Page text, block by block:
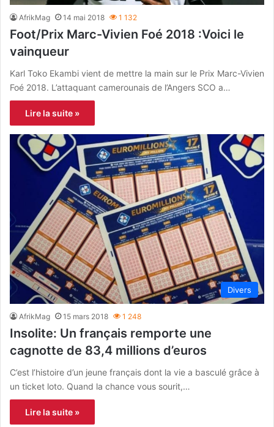
AfrikMag 14 mai 2018 1 132
Foot/Prix Marc-Vivien Foé 2018 :Voici le
vainqueur
Karl Toko Ekambi vient de mettre la main sur le Prix Marc-Vivien
Foé 2018. L’attaquant camerounais de l’Angers SCO a…
Lire la suite »
Divers
AfrikMag 15 mars 2018 1 248
Insolite: Un français remporte une
cagnotte de 83,4 millions d’euros
C’est l’histoire d’un jeune français dont la vie a basculé grâce à
un ticket loto. Quand la chance vous sourit,…
Lire la suite »